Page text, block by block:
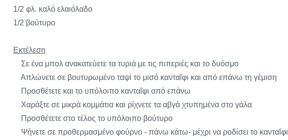
1/2 φλ. καλό ελαιόλαδο
1/2 βούτυρο
Εκτέλεση
Σε ένα μπολ ανακατεύετε τα τυριά με τις πιπεριές και το δυόσμο
Απλώνετε σε βουτυρωμένο ταψί το μισό κανταΐφι και από επάνω τη γέμιση
Προσθέτετε και το υπόλοιπο κανταΐφι από επάνω
Χαράξτε σε μικρά κομμάτια και ρίχνετε τα αβγά χτυπημένα στο γάλα
Προσθέτετε στο τέλος το υπόλοιπο βούτυρο
Ψήνετε σε προθερμασμένο φούρνο - πάνω κάτω- μέχρι να ροδίσει το κανταΐφι